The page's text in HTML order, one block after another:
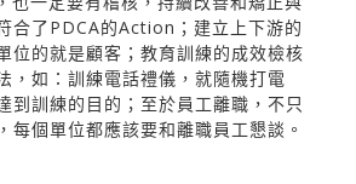
合了PDCA的Action；建立上下游的
位的就是顧客；教育訓練的成效檢核
，如：訓練電話禮儀，就隨機打電
到訓練的目的；至於員工離職，不只
每個單位都應該要和離職員工懇談。